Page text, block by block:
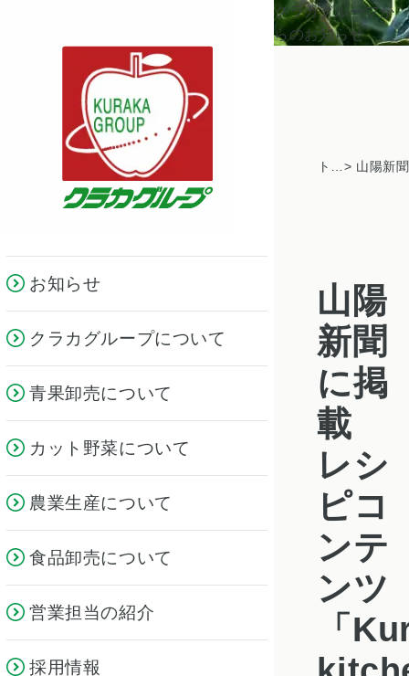
お知らせ
クラカグループについて
青果卸売について
カット野菜について
農業生産について
食品卸売について
営業担当の紹介
採用情報
クラカグループか
らのお知らせ
トピックス一覧
山陽
新聞
に掲
載
レシ
ピコ
ンテ
ンツ
「